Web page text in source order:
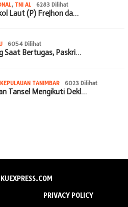
, TNI AL 6283 Dilihat
Laut (P) Frejhon da…
6054 Dilihat
Saat Bertugas, Paskri…
TANIMBAR 6023 Dilihat
Tansel Mengikuti Dekl…
PRIVACY POLICY